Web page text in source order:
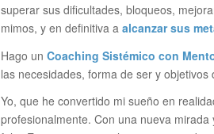
superar sus dificultades, bloqueos,
mimos, y en definitiva a alcanzar sus
Hago un Coaching Sistémico con
las necesidades, forma de ser y
Yo, que he convertido mi sueño en
profesionalmente. Con una nueva